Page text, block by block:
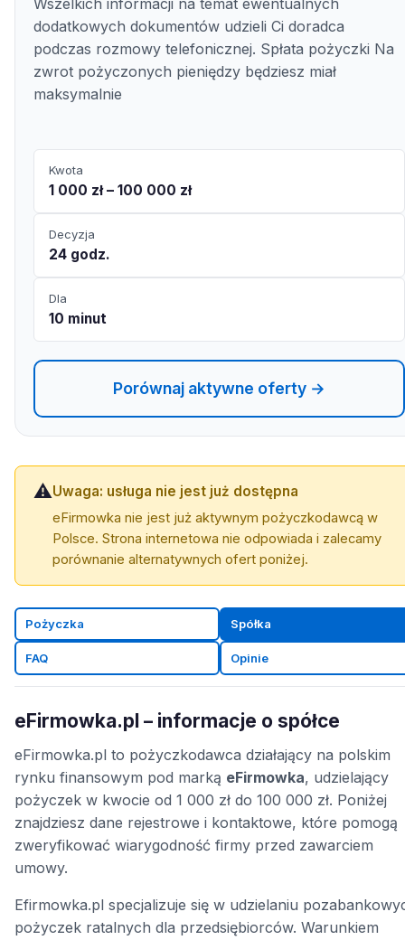
Wszelkich informacji na temat ewentualnych
dodatkowych dokumentów udzieli Ci doradca
podczas rozmowy telefonicznej. Spłata pożyczki Na
zwrot pożyczonych pieniędzy będziesz miał
maksymalnie
Kwota
1 000 zł – 100 000 zł
Decyzja
24 godz.
Dla
10 minut
Porównaj aktywne oferty →
⚠️Uwaga: usługa nie jest już dostępna
eFirmowka nie jest już aktywnym pożyczkodawcą w
Polsce. Strona internetowa nie odpowiada i zalecamy
porównanie alternatywnych ofert poniżej.
Pożyczka Spółka
FAQ Opinie
eFirmowka.pl – informacje o spółce
eFirmowka.pl to pożyczkodawca działający na polskim
rynku finansowym pod marką eFirmowka, udzielający
pożyczek w kwocie od 1 000 zł do 100 000 zł. Poniżej
znajdziesz dane rejestrowe i kontaktowe, które pomogą
zweryfikować wiarygodność firmy przed zawarciem
umowy.
Efirmowka.pl specjalizuje się w udzielaniu
pożyczek ratalnych dla przedsiębiorców. Warunkiem